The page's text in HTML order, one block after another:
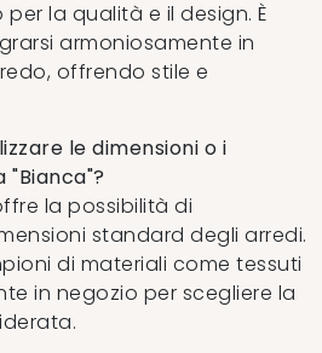
la qualità e il design. È
armoniosamente in
offrendo stile e
le dimensioni o i
"Bianca"?
la possibilità di
standard degli arredi.
di materiali come tessuti
in negozio per scegliere la